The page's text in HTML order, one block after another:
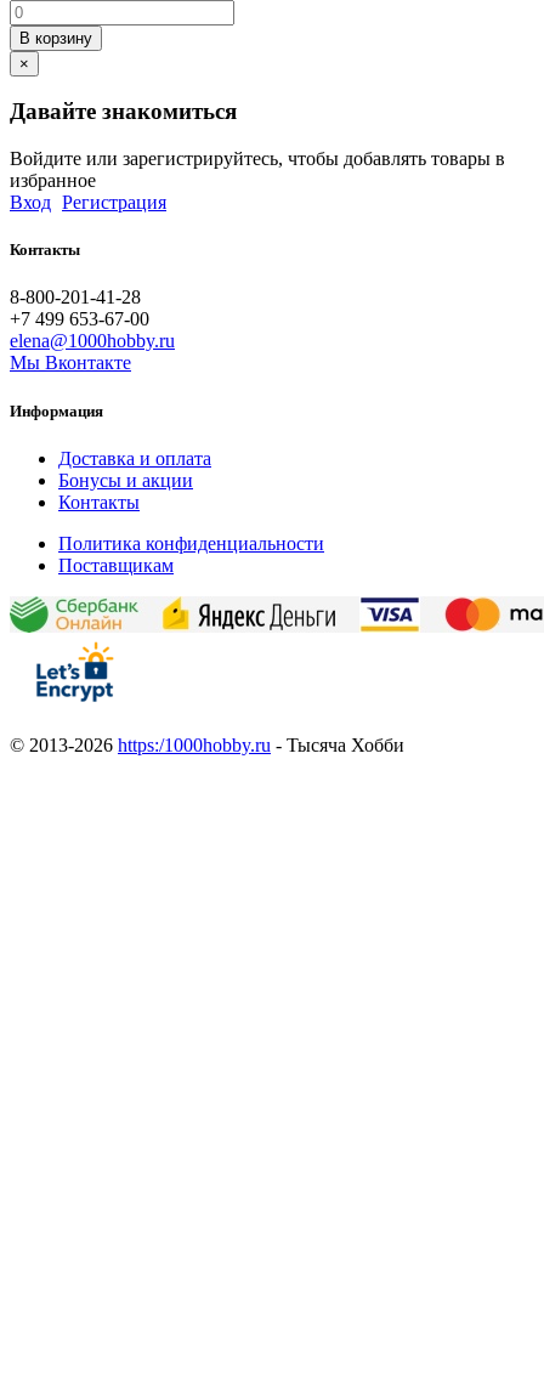
В корзину
×
Давайте знакомиться
Войдите или зарегистрируйтесь, чтобы добавлять товары в
избранное
Вход Регистрация
Контакты
8-800-201-41-28
+7 499 653-67-00
elena@1000hobby.ru
Мы Вконтакте
Информация
Доставка и оплата
Бонусы и акции
Контакты
Политика конфиденциальности
Поставщикам
© 2013-2026 https:/1000hobby.ru - Тысяча Хобби